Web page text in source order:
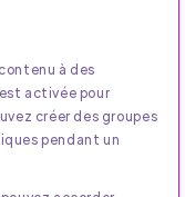
à des
activée pour
créer des groupes
pendant un